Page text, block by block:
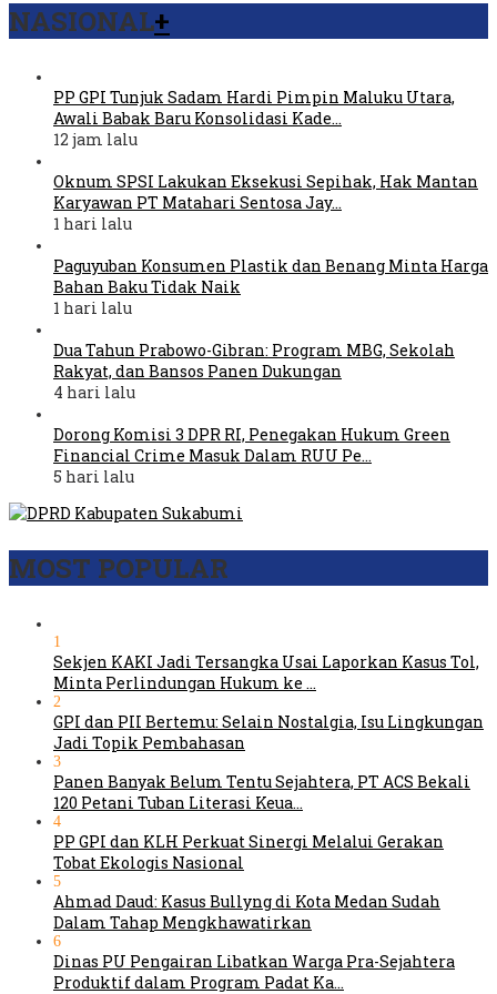
NASIONAL+
PP GPI Tunjuk Sadam Hardi Pimpin Maluku Utara,
Awali Babak Baru Konsolidasi Kade…
12 jam lalu
Oknum SPSI Lakukan Eksekusi Sepihak, Hak Mantan
Karyawan PT Matahari Sentosa Jay…
1 hari lalu
Paguyuban Konsumen Plastik dan Benang Minta Harga
Bahan Baku Tidak Naik
1 hari lalu
Dua Tahun Prabowo-Gibran: Program MBG, Sekolah
Rakyat, dan Bansos Panen Dukungan
4 hari lalu
Dorong Komisi 3 DPR RI, Penegakan Hukum Green
Financial Crime Masuk Dalam RUU Pe…
5 hari lalu
MOST POPULAR
1
Sekjen KAKI Jadi Tersangka Usai Laporkan Kasus Tol,
Minta Perlindungan Hukum ke …
2
GPI dan PII Bertemu: Selain Nostalgia, Isu Lingkungan
Jadi Topik Pembahasan
3
Panen Banyak Belum Tentu Sejahtera, PT ACS Bekali
120 Petani Tuban Literasi Keua…
4
PP GPI dan KLH Perkuat Sinergi Melalui Gerakan
Tobat Ekologis Nasional
5
Ahmad Daud: Kasus Bullyng di Kota Medan Sudah
Dalam Tahap Mengkhawatirkan
6
Dinas PU Pengairan Libatkan Warga Pra-Sejahtera
Produktif dalam Program Padat Ka…